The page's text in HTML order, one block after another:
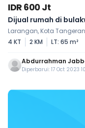
IDR 600 Jt
Dijual rumah di
Larangan, Kota
4 KT
2 KM LT: 65 m²
Abdurrahman
Diperbarui: 17 Oct 2023